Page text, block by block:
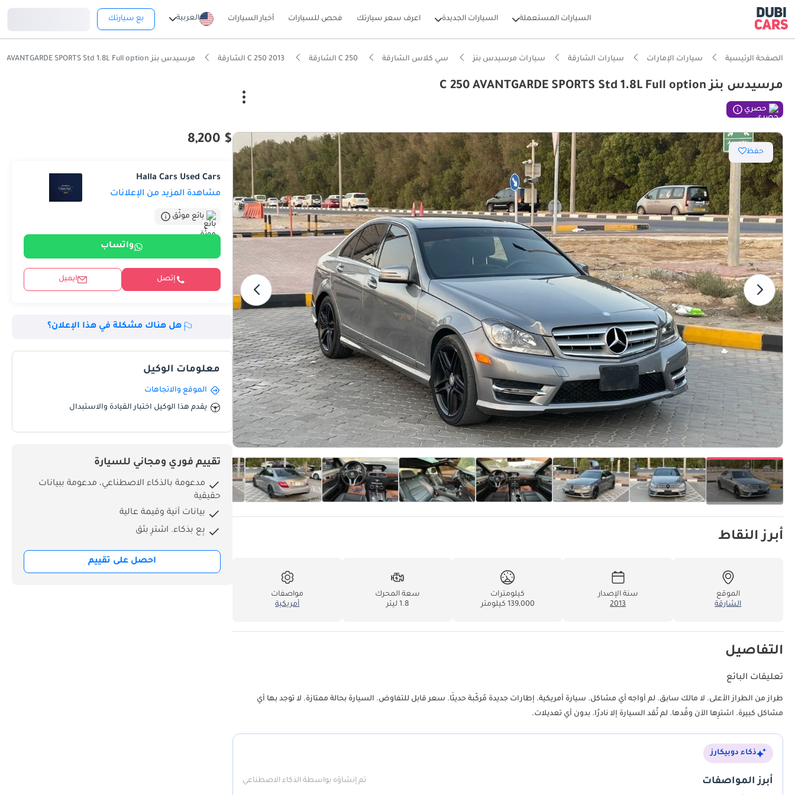
السيارات المستعملة السيارات الجديدة اعرف سعر سيارتك فحص للسيارات أخبار السيارات العربية بع سيارتك
الصفحة الرئيسية سيارات الإمارات سيارات الشارقة سيارات مرسيدس بنز سي كلاس الشارقة مرسيدس بنز C 250 AVANTGARDE SPORTS Std 1.8L Full option
مرسيدس بنز C 250 AVANTGARDE SPORTS Std 1.8L Full option
حصري
حفظ
أبرز النقاط
الموقع
الشارقة
سنة الإصدار
2013
كيلومترات
139,000 كيلومتر
سعة المحرك
1.8 ليتر
مواصفات
أمريكية
التفاصيل
تعليقات البائع
طراز من الطراز الأعلى. لا مالك سابق. لم أواجه أي مشاكل. سيارة أمريكية. إطارات جديدة مُركّبة حديثًا. سعر قابل للتفاوض. السيارة بحالة ممتازة. لا توجد بها أي
مشاكل كبيرة. اشترِها الآن وقُدها. لم تُقد السيارة إلا نادرًا. بدون أي تعديلات.
ذكاء دوبيكارز
أبرز المواصفات تم إنشاؤه بواسطة الذكاء الاصطناعي
$ 8,200
Halla Cars Used Cars
مشاهدة المزيد من الإعلانات
بائع موثّق
واتساب
إتصل ايميل
هل هناك مشكلة في هذا الإعلان؟
معلومات الوكيل
الموقع والاتجاهات
يقدم هذا الوكيل اختبار القيادة والاستبدال
تقييم فوري ومجاني للسيارة
مدعومة بالذكاء الاصطناعي، مدعومة ببيانات
حقيقية
بيانات آنية وقيمة عالية
بِع بذكاء. اشترِ بثق
احصل على تقييم
تصنيف أمان 5 نجوم من NCAP
أقل نسبة انخفاض في القيمة في الفئة
نظام صوتي فاخر قياسي